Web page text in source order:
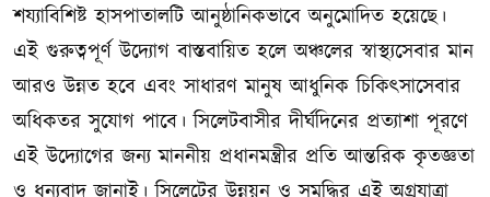
শয্যাবিশিষ্ট হাসপাতালটি আনুষ্ঠানিকভাবে অনুমোদিত হয়েছে।
এই গুরুত্বপূর্ণ উদ্যোগ বাস্তবায়িত হলে অঞ্চলের স্বাস্থ্যসেবার মান
আরও উন্নত হবে এবং সাধারণ মানুষ আধুনিক চিকিৎসাসেবার
অধিকতর সুযোগ পাবে। সিলেটবাসীর দীর্ঘদিনের প্রত্যাশা পূরণে
এই উদ্যোগের জন্য মাননীয় প্রধানমন্ত্রীর প্রতি আন্তরিক কৃতজ্ঞতা